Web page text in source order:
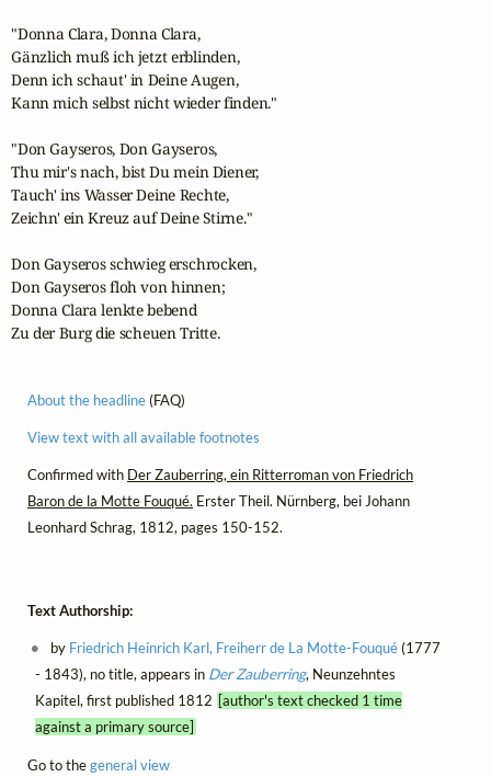
"Donna Clara, Donna Clara,
Gänzlich muß ich jetzt erblinden,
Denn ich schaut' in Deine Augen,
Kann mich selbst nicht wieder finden."
"Don Gayseros, Don Gayseros,
Thu mir's nach, bist Du mein Diener,
Tauch' ins Wasser Deine Rechte,
Zeichn' ein Kreuz auf Deine Stirne."
Don Gayseros schwieg erschrocken,
Don Gayseros floh von hinnen;
Donna Clara lenkte bebend
Zu der Burg die scheuen Tritte.
About the headline(FAQ)
View text with all available footnotes
Confirmed with Der Zauberring, ein Ritterroman von Friedrich
Baron de la Motte Fouqué. Erster Theil. Nürnberg, bei Johann
Leonhard Schrag, 1812, pages 150-152.
Text Authorship:
by Friedrich Heinrich Karl, Freiherr de La Motte-Fouqué(1777
- 1843), no title, appears in Der Zauberring, Neunzehntes
Kapitel, first published 1812 [author's text checked 1 time
against a primary source]
Go to thegeneral view